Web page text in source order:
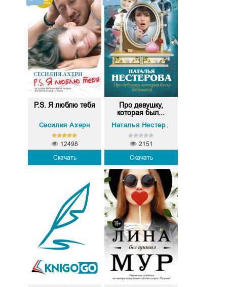
P.S. Я люблю тебя
Сесилия Ахерн
Скачать
12498
Про девушку,
которая был...
Наталья Нестерова
Скачать
2151